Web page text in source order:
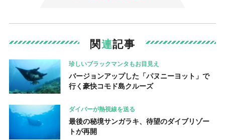
関連記事
珍しいブラックマンタもお目見え
バージョンアップした「パヌニーヨット」で
行く豪快コモド島クルーズ
ダイバーが熱視線を送る
最後の秘境サンガラキ、待望のダイブリゾー
トが再開